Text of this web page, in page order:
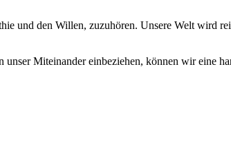
und⁤ den Willen, zuzuhören. Unsere Welt ⁣wird
Miteinander einbeziehen, können wir eine